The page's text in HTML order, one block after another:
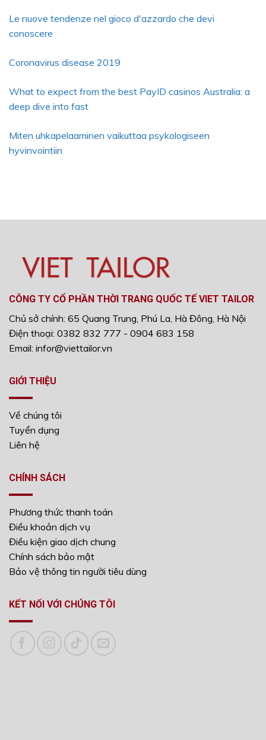
Le nuove tendenze nel gioco d'azzardo che devi
conoscere
Coronavirus disease 2019
What to expect from the best PayID casinos Australia: a
deep dive into fast
Miten uhkapelaaminen vaikuttaa psykologiseen
hyvinvointiin
CÔNG TY CỔ PHẦN THỜI TRANG QUỐC TẾ VIET TAILOR
Chủ sở chính: 65 Quang Trung, Phú La, Hà Đông, Hà Nội
Điện thoại: 0382 832 777 - 0904 683 158
Email: infor@viettailor.vn
GIỚI THIỆU
Về chúng tôi
Tuyển dụng
Liên hệ
CHÍNH SÁCH
Phương thức thanh toán
Điều khoản dịch vụ
Điều kiện giao dịch chung
Chính sách bảo mật
Bảo vệ thông tin người tiêu dùng
KẾT NỐI VỚI CHÚNG TÔI